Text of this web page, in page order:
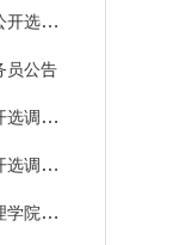
员公
员公告
公告
公告
编制